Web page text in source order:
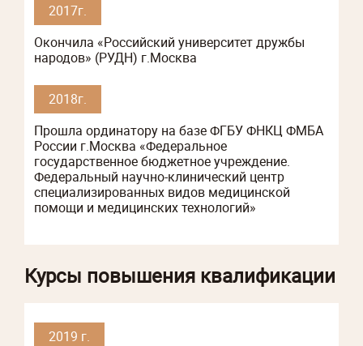
2017г.
Окончила «Российский университет дружбы
народов» (РУДН) г.Москва
2018г.
Прошла ординатору на базе ФГБУ ФНКЦ ФМБА
России г.Москва «Федеральное
государственное бюджетное учреждение.
Федеральный научно-клинический центр
специализированных видов медицинской
помощи и медицинских технологий»
Курсы повышения квалификации
2019 г.